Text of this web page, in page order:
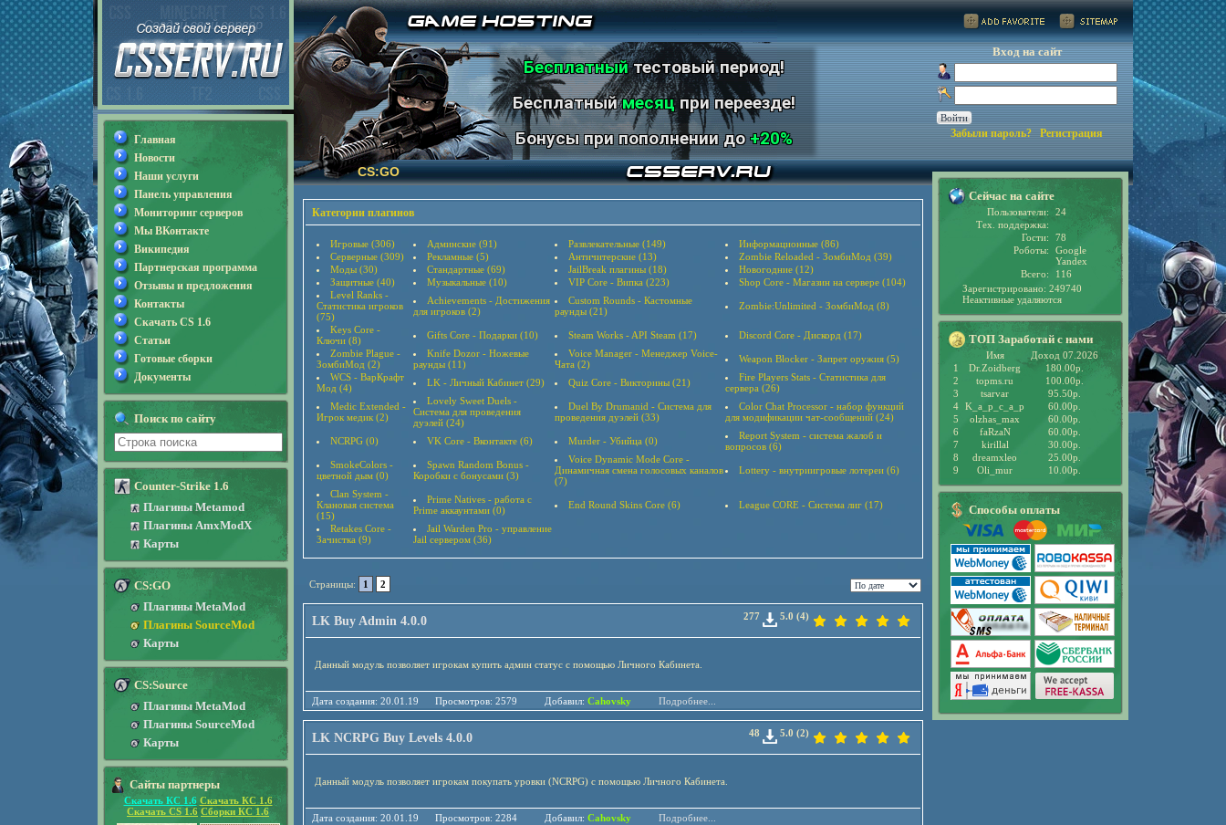
CS:GO
Бесплатныйтестовый период!
Бесплатныймесяцпри переезде!
Бонусы при пополнении до+20%
Категории плагинов
Игровые (306) Админские (91) Развлекательные (149)
Информационные (86)
Серверные (309)
Рекламные (5) Античитерские (13)
Zombie Reloaded - ЗомбиМод (39)
Моды (30)
Стандартные (69) JailBreak плагины (18)
Новогодние (12)
Защитные (40)
Музыкальные (10) VIP Core - Випка (223)
Shop Core - Магазин на сервере (104)
Level Ranks -
Статистика игроков
(75)
Achievements - Достижения
для игроков (2)
Custom Rounds - Кастомные
раунды (21)
Zombie:Unlimited - ЗомбиМод (8)
Keys Core -
Ключи (8)
Gifts Core - Подарки (10) Steam Works - API Steam (17)
Discord Core - Дискорд (17)
Zombie Plague -
ЗомбиМод (2)
Knife Dozor - Ножевые
раунды (11)
Voice Manager - Менеджер Voice-
Чата (2)
Weapon Blocker - Запрет оружия (5)
WCS - ВарКрафт
Мод (4)
LK - Личный Кабинет (29) Quiz Core - Викторины (21)
Fire Players Stats - Статистика для
сервера (26)
Medic Extended -
Игрок медик (2)
Lovely Sweet Duels -
Система для проведения
дуэлей (24)
Duel By Drumanid - Система для
проведения дуэлей (33)
Color Chat Processor - набор функций
для модификации чат-сообщений (24)
NCRPG (0) VK Core - Вконтакте (6) Murder - Убийца (0)
Report System - система жалоб и
вопросов (6)
SmokeColors -
цветной дым (0)
Spawn Random Bonus -
Коробки с бонусами (3)
Voice Dynamic Mode Core -
Динамичная смена голосовых каналов
(7)
Lottery - внутриигровые лотереи (6)
Clan System -
Клановая система
(15)
Prime Natives - работа с
Prime аккаунтами (0)
End Round Skins Core (6) League CORE - Система лиг (17)
Retakes Core -
Зачистка (9)
Jail Warden Pro - управление
Jail сервером (36)
Страницы: 1 2
LK Buy Admin 4.0.0 277 5.0 (4)
Данный модуль позволяет игрокам купить админ статус с помощью Личного Кабинета.
Дата создания: 20.01.19 Просмотров: 2579 Добавил: Cahovsky Подробнее...
LK NCRPG Buy Levels 4.0.0 48 5.0 (2)
Данный модуль позволяет игрокам покупать уровки (NCRPG) с помощью Личного Кабинета.
Дата создания: 20.01.19 Просмотров: 2284 Добавил: Cahovsky Подробнее...
Главная
Новости
Наши услуги
Панель управления
Мониторинг серверов
Мы ВКонтакте
Википедия
Партнерская программа
Отзывы и предложения
Контакты
Скачать CS 1.6
Статьи
Готовые сборки
Документы
Поиск по сайту
Counter-Strike 1.6
Плагины Metamod
Плагины AmxModX
Карты
CS:GO
Плагины MetaMod
Плагины SourceMod
Карты
CS:Source
Плагины MetaMod
Плагины SourceMod
Карты
Сайты партнеры
Скачать КС 1.6 Скачать КС 1.6
Скачать CS 1.6 Сборки КС 1.6
Вход на сайт
Забыли пароль? Регистрация
Сейчас на сайте
Пользователи:
24
Тех. поддержка:
Гости:
78
Роботы:
Google
Yandex
Всего:
116
Зарегистрировано: 249740
Неактивные удаляются
ТОП Заработай с нами
Имя
Доход 07.2026
1
Dr.Zoidberg
180.00р.
2
topms.ru
100.00р.
3
tsarvar
95.50р.
4 K_a_p_c_a_p
60.00р.
5
olzhas_max
60.00р.
6
faRzaN
60.00р.
7
kirillal
30.00р.
8
dreamxleo
25.00р.
9
Oli_mur 10.00р.
Способы оплаты